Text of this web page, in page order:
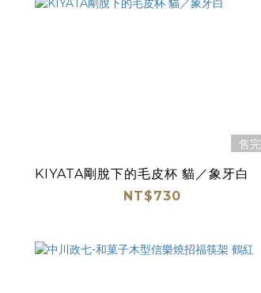
售完
KIYATA剛脫下的毛皮杯 貓／象牙白
NT$730